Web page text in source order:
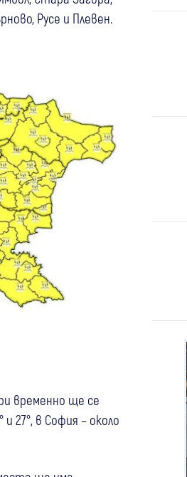
Русе и Плевен.
временно ще се
27°, в София – около